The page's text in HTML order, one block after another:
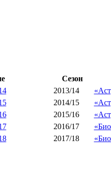
Сезон
2013/14
2014/15
2015/16
2016/17
2017/18